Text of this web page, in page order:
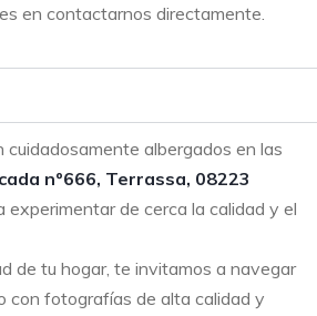
en contactarnos directamente.
albergados en las
nº666, Terrassa, 08223
de cerca la calidad y el
de tu hogar, te invitamos a navegar
con fotografías de alta calidad y